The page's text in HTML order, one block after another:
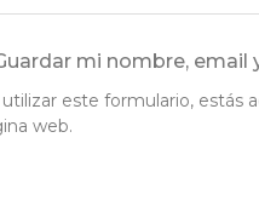
mi nombre, email
utilizar este formulario,
web.